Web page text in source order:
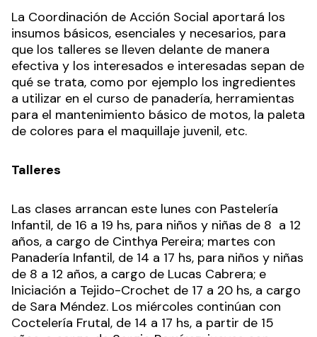
La Coordinación de Acción Social aportará los
insumos básicos, esenciales y necesarios, para
que los talleres se lleven delante de manera
efectiva y los interesados e interesadas sepan de
qué se trata, como por ejemplo los ingredientes
a utilizar en el curso de panadería, herramientas
para el mantenimiento básico de motos, la paleta
de colores para el maquillaje juvenil, etc.
Talleres
Las clases arrancan este lunes con Pastelería
Infantil, de 16 a 19 hs, para niños y niñas de 8 a 12
años, a cargo de Cinthya Pereira; martes con
Panadería Infantil, de 14 a 17 hs, para niños y niñas
de 8 a 12 años, a cargo de Lucas Cabrera; e
Iniciación a Tejido-Crochet de 17 a 20 hs, a cargo
de Sara Méndez. Los miércoles continúan con
Coctelería Frutal, de 14 a 17 hs, a partir de 15